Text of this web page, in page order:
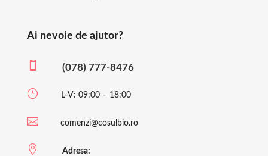
Ai nevoie de ajutor?
 (078) 777-8476
} L-V: 09:00 – 18:00
 comenzi@cosulbio.ro

Adresa: